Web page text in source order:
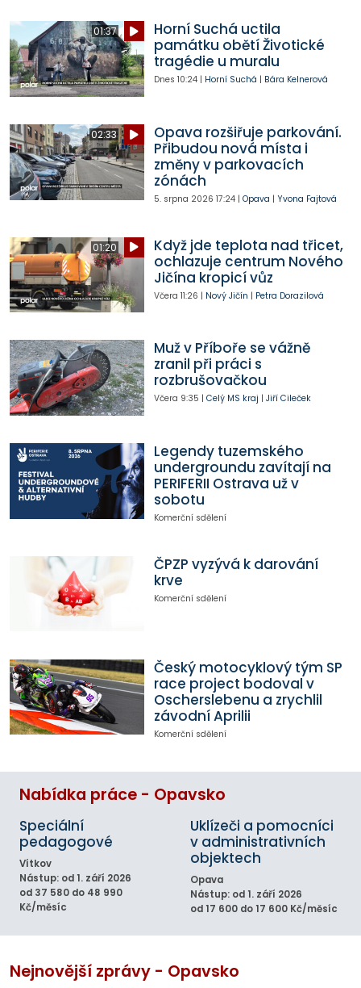
01:37
Horní Suchá uctila
památku obětí Životické
tragédie u muralu
Dnes 10:24| Horní Suchá | Bára Kelnerová
02:33
Opava rozšiřuje parkování.
Přibudou nová místa i
změny v parkovacích
zónách
5. srpna 2026 17:24| Opava | Yvona Fajtová
01:20
Když jde teplota nad třicet,
ochlazuje centrum Nového
Jičína kropicí vůz
Včera 11:26 | Nový Jičín | Petra Dorazilová
Muž v Příboře se vážně
zranil při práci s
rozbrušovačkou
Včera 9:35 | Celý MS kraj | Jiří Cileček
Legendy tuzemského
undergroundu zavítají na
PERIFERII Ostrava už v
sobotu
Komerční sdělení
ČPZP vyzývá k darování
krve
Komerční sdělení
Český motocyklový tým SP
race project bodoval v
Oscherslebenu a zrychlil
závodní Aprilii
Komerční sdělení
Nabídka práce - Opavsko
Speciální
pedagogové
Vítkov
Nástup: od 1. září 2026
od 37 580 do 48 990
Kč/měsíc
Uklízeči a pomocníci
v administrativních
objektech
Opava
Nástup: od 1. září 2026
od 17 600 do 17 600 Kč/měsíc
Nejnovější zprávy - Opavsko